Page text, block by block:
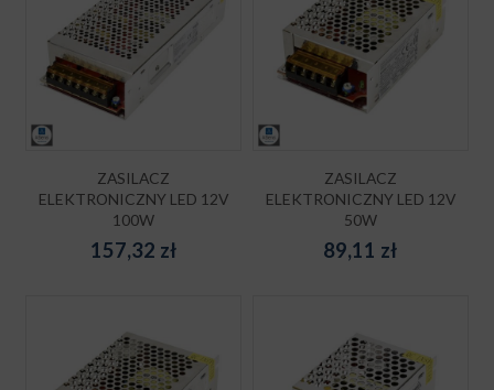
ZASILACZ
ELEKTRONICZNY LED 12V
100W
157,32 zł
ZASILACZ
ELEKTRONICZNY LED 12V
50W
89,11 zł